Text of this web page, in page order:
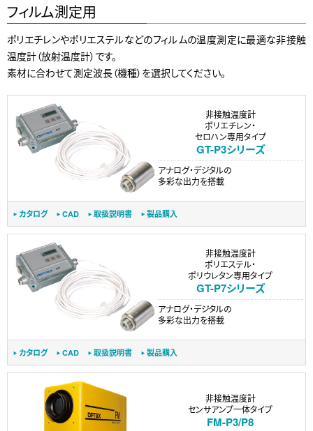
フィルム測定用
ポリエチレンやポリエステルなどのフィルムの温度測定に最適な非接触
温度計（放射温度計）です。
素材に合わせて測定波長（機種）を選択してください。
非接触温度計
ポリエチレン・
セロハン専用タイプ
GT-P3シリーズ
アナログ・デジタルの
多彩な出力を搭載
カタログ CAD 取扱説明書 製品購入
非接触温度計
ポリエステル・
ポリウレタン専用タイプ
GT-P7シリーズ
アナログ・デジタルの
多彩な出力を搭載
カタログ CAD 取扱説明書 製品購入
非接触温度計
センサアンプ一体タイプ
FM-P3/P8